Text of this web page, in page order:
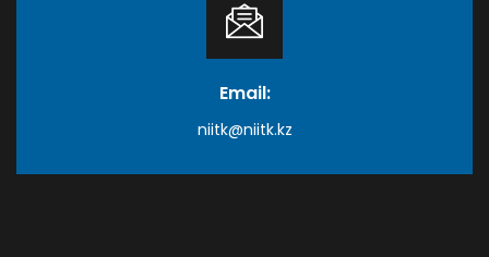
Email:
niitk@niitk.kz